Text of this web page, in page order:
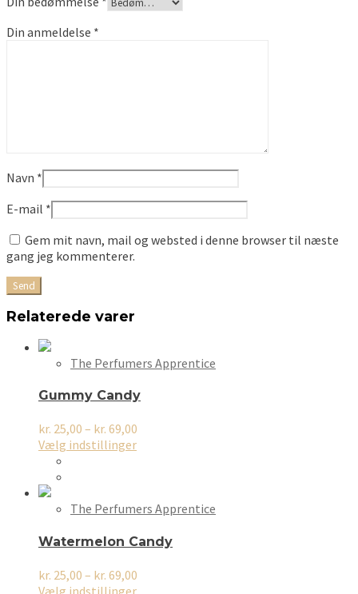
Din anmeldelse *
Navn *
E-mail *
Gem mit navn, mail og websted i denne browser til næste
gang jeg kommenterer.
Relaterede varer
The Perfumers Apprentice
Gummy Candy
kr. 25,00 – kr. 69,00
Vælg indstillingerDette
varianter.
kan
på
varesiden
The Perfumers Apprentice
Watermelon Candy
kr. 25,00 – kr. 69,00
Vælg indstillingerDette